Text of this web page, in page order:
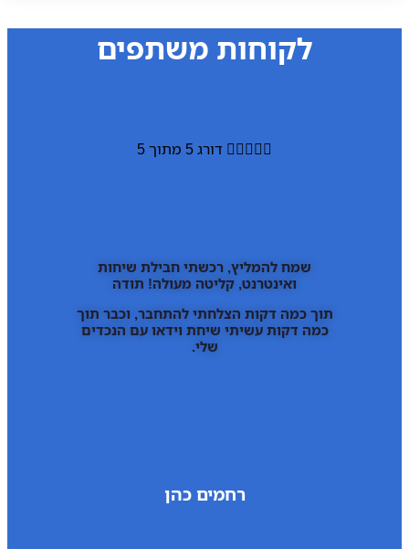
לקוחות משתפים
 דורג 5 מתוך 5
שמח להמליץ, רכשתי חבילת שיחות
ואינטרנט, קליטה מעולה! תודה
תוך כמה דקות הצלחתי להתחבר, וכבר תוך
כמה דקות עשיתי שיחת וידאו עם הנכדים
שלי.
רחמים כהן